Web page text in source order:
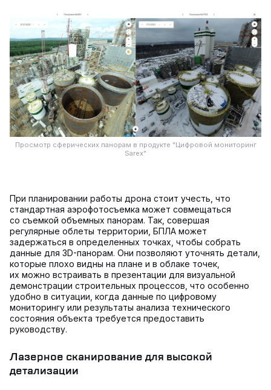
Просмотр сферических панорам в продукте "Цифровой мониторинг
Sarex"
При планировании работы дрона стоит учесть, что
стандартная аэрофотосъемка может совмещаться
со съемкой объемных панорам. Так, совершая
регулярные облеты территории, БПЛА может
задержаться в определенных точках, чтобы собрать
данные для 3D-панорам. Они позволяют уточнять детали,
которые плохо видны на плане и в облаке точек,
их можно встраивать в презентации для визуальной
демонстрации строительных процессов, что особенно
удобно в ситуации, когда данные по цифровому
мониторингу или результаты анализа технического
состояния объекта требуется предоставить
руководству.
Лазерное сканирование для высокой
детализации